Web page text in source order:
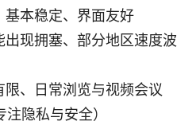
基本稳定、界面友好
现拥塞、部分地区速度波
、日常浏览与视频会议
隐私与安全）